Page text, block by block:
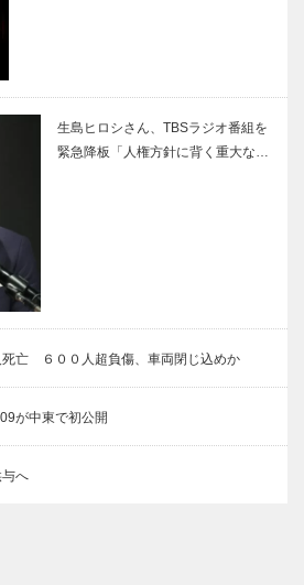
生島ヒロシさん、TBSラジオ番組を
緊急降板「人権方針に背く重大な…
死亡 ６００人超負傷、車両閉じ込めか
が中東で初公開
へ